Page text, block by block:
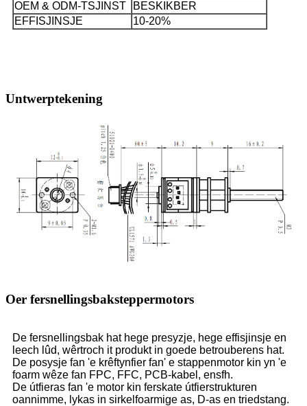
OEM & ODM-TSJINST
BESKIKBER
EFFISJINSJE
10-20%
Untwerptekening
Oer fersnellingsbaksteppermotors
De fersnellingsbak hat hege presyzje, hege effisjinsje en
leech lûd, wêrtroch it produkt in goede betrouberens hat.
De posysje fan 'e krêftynfier fan' e stappenmotor kin yn 'e
foarm wêze fan FPC, FFC, PCB-kabel, ensfh.
De útfieras fan 'e motor kin ferskate útfierstrukturen
oannimme, lykas in sirkelfoarmige as, D-as en triedstang.